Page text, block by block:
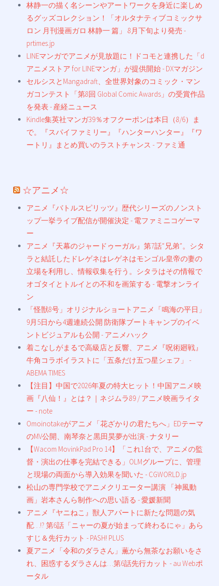
林静一の描く名シーンやアートワークを身近に楽しめ
るグッズコレクション！「オルタナティブコミックサ
ロン 月刊漫画ガロ 林静一 篇」 8月下旬より発売 -
prtimes.jp
LINEマンガでアニメが見放題に！ドコモと連携した「d
アニメストア for LINEマンガ」が提供開始 - DXマガジン
セルシスとMangadraft、全世界対象のコミック・マン
ガコンテスト「第8回 Global Comic Awards」の受賞作品
を発表 - 産経ニュース
Kindle集英社マンガ39％オフクーポンは本日（8/6）ま
で。『スパイファミリー』『ハンターハンター』『ワ
ートリ』まとめ買いのラストチャンス - ファミ通
☆アニメ☆
アニメ『バトルスピリッツ』歴代シリーズのノンスト
ップ一挙ライブ配信が開催決定 - 電ファミニコゲーマ
ー
アニメ『天幕のジャードゥーガル』第7話“兄弟”。シタ
ラと結託したドレゲネはレゲネはモンゴル皇帝の妻の
立場を利用し、情報収集を行う。シタラはその情報で
オゴタイとトルイとの不和を画策する - 電撃オンライ
ン
「怪獣8号」オリジナルショートアニメ「鳴海の平日」
9月5日から4週連続公開 防衛隊ブートキャンプのイベ
ントビジュアルも公開 - アニメハック
着こなしがまるで高級店と反響、アニメ『呪術廻戦』
牛角コラボイラストに「五条だけ五つ星シェフ」 -
ABEMA TIMES
【注目】中国で2026年夏の特大ヒット！中国アニメ映
画『八仙！』とは？｜ネジムラ89 / アニメ映画ライタ
ー - note
Omoinotakeがアニメ「花ざかりの君たちへ」EDテーマ
のMV公開、南琴奈と黒田昊夢が出演 - ナタリー
【Wacom MovinkPad Pro 14】「これ1台で、アニメの監
督・演出の仕事を完結できる」OLMグループに、管理
と現場の両面から導入効果を聞いた - CGWORLD.jp
松山の専門学校でアニメクリエーター講演 「神風動
画」岩本さんら制作への思い語る - 愛媛新聞
アニメ『ヤニねこ』獣人アパートに新たな問題の気
配…!? 第6話「ニャーの夏が始まって終わるにゃ」あら
すじ＆先行カット - PASH! PLUS
夏アニメ「令和のダラさん」薫から無茶なお願いをさ
れ、困惑するダラさんは…第6話先行カット - au Webポ
ータル